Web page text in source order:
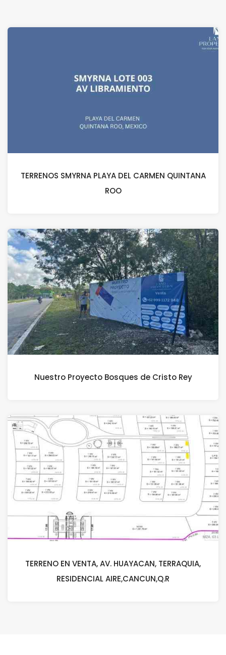
TERRENOS SMYRNA PLAYA DEL CARMEN QUINTANA
ROO
Nuestro Proyecto Bosques de Cristo Rey
TERRENO EN VENTA, AV. HUAYACAN, TERRAQUIA,
RESIDENCIAL AIRE,CANCUN,Q.R